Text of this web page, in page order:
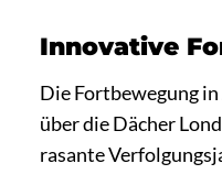
Innovative
Die Fortbewegung
über die Dächer
rasante